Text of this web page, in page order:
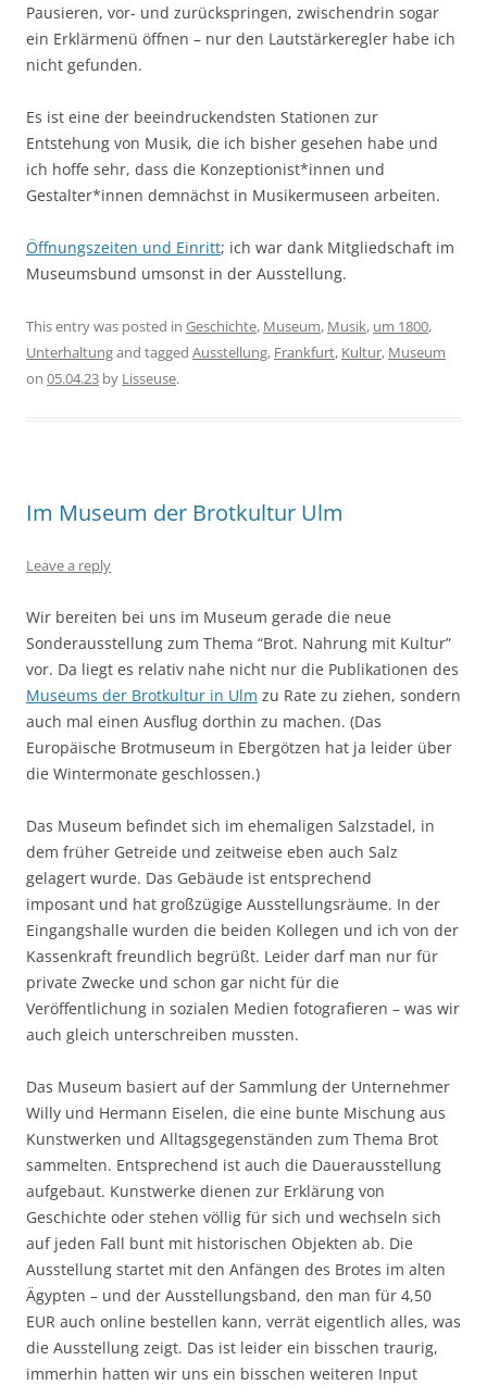
Pausieren, vor- und zurückspringen, zwischendrin sogar
ein Erklärmenü öffnen – nur den Lautstärkeregler habe ich
nicht gefunden.
Es ist eine der beeindruckendsten Stationen zur
Entstehung von Musik, die ich bisher gesehen habe und
ich hoffe sehr, dass die Konzeptionist*innen und
Gestalter*innen demnächst in Musikermuseen arbeiten.
Öffnungszeiten und Einritt; ich war dank Mitgliedschaft im
Museumsbund umsonst in der Ausstellung.
This entry was posted in Geschichte, Museum, Musik, um 1800,
Unterhaltungand tagged Ausstellung, Frankfurt, Kultur, Museum
on 05.04.23 by Lisseuse.
Im Museum der Brotkultur Ulm
Leave a reply
Wir bereiten bei uns im Museum gerade die neue
Sonderausstellung zum Thema “Brot. Nahrung mit Kultur”
vor. Da liegt es relativ nahe nicht nur die Publikationen des
Museums der Brotkultur in Ulm zu Rate zu ziehen, sondern
auch mal einen Ausflug dorthin zu machen. (Das
Europäische Brotmuseum in Ebergötzen hat ja leider über
die Wintermonate geschlossen.)
Das Museum befindet sich im ehemaligen Salzstadel, in
dem früher Getreide und zeitweise eben auch Salz
gelagert wurde. Das Gebäude ist entsprechend
imposant und hat großzügige Ausstellungsräume. In der
Eingangshalle wurden die beiden Kollegen und ich von der
Kassenkraft freundlich begrüßt. Leider darf man nur für
private Zwecke und schon gar nicht für die
Veröffentlichung in sozialen Medien fotografieren – was wir
auch gleich unterschreiben mussten.
Das Museum basiert auf der Sammlung der Unternehmer
Willy und Hermann Eiselen, die eine bunte Mischung aus
Kunstwerken und Alltagsgegenständen zum Thema Brot
sammelten. Entsprechend ist auch die Dauerausstellung
aufgebaut. Kunstwerke dienen zur Erklärung von
Geschichte oder stehen völlig für sich und wechseln sich
auf jeden Fall bunt mit historischen Objekten ab. Die
Ausstellung startet mit den Anfängen des Brotes im alten
Ägypten – und der Ausstellungsband, den man für 4,50
EUR auch online bestellen kann, verrät eigentlich alles, was
die Ausstellung zeigt. Das ist leider ein bisschen traurig,
immerhin hatten wir uns ein bisschen weiteren Input